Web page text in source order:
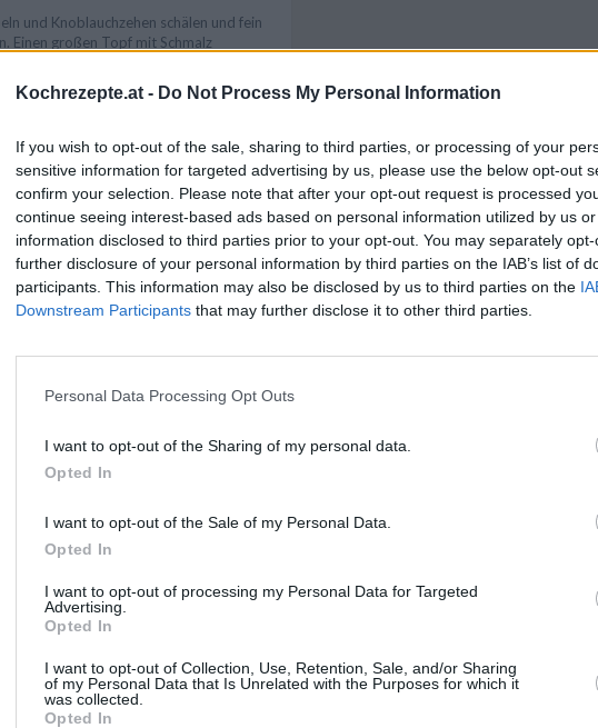
Kochrezepte.at - Do Not Process My Personal Information
If you wish to opt-out of the sale, sharing to third parties, or processing of your
sensitive information for targeted advertising by us, please use the below opt-out
confirm your selection. Please note that after your opt-out request is processed
continue seeing interest-based ads based on personal information utilized by us
information disclosed to third parties prior to your opt-out. You may separately
further disclosure of your personal information by third parties on the IAB’s list of
participants. This information may also be disclosed by us to third parties on the
Downstream Participants that may further disclose it to other third parties.
Personal Data Processing Opt Outs
I want to opt-out of the Sharing of my personal data.
Opted In
I want to opt-out of the Sale of my Personal Data.
Opted In
I want to opt-out of processing my Personal Data for Targeted
Advertising.
Opted In
I want to opt-out of Collection, Use, Retention, Sale, and/or Sharing
of my Personal Data that Is Unrelated with the Purposes for which it
was collected.
Opted In
und Knoblauchzehen schälen und fein
Einen großen Topf mit Schmalz
bis sie goldgelb anlaufen. Ein wenig
zufügen und einrühren. Auf
unterrühren. 1 bis 2 Minuten
lassen, dabei rühren. Mit der
oder Wasser ablöschen und
Die Temperatur wieder erhöhen,
lassen. Würzen mit abgeriebener
Pfeffer und Salz. Das
zufügen. Eine halbe Stunde lang
kochen lassen. Auf mittlere Hitze
und eine Stunde lang köcheln lassen. Bei
Wasser oder Brühe nachgießen und nach
abseihen oder im Topf lassen. Die
Temperatur etwa 50 bis 60 Minuten
lassen, bis das
Die Sauce abbinden und noch
aufkochen lassen. Das Lorbeerblatt
nur noch auf Tellern anrichten.
zum Paprikahuhn passen zahlreiche
Salate, Nockerln, Nudeln, Spätzle,
Reis.
Artikelempfehlung
Suppen kochen - so gelingt es.
Gemüse kochen
Gemüsesorten und ... » mehr